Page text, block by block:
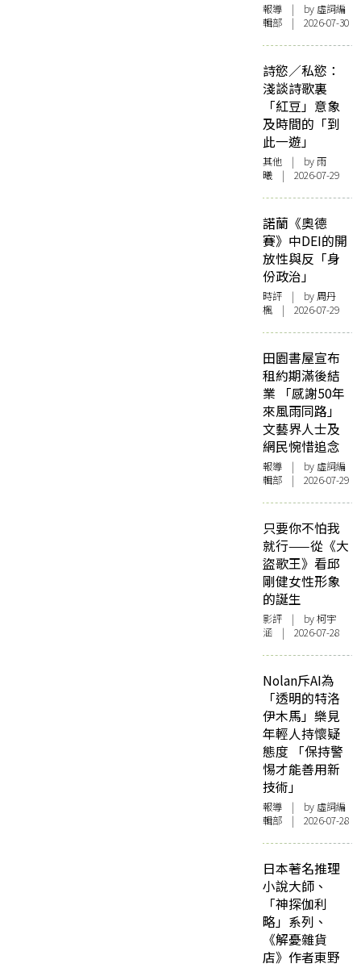
報導 | by 虛詞編
輯部 | 2026-07-30
詩慾／私慾：
淺談詩歌裏
「紅豆」意象
及時間的「到
此一遊」
其他 | by 雨
曦 | 2026-07-29
諾蘭《奧德
賽》中DEI的開
放性與反「身
份政治」
時評 | by周丹
楓 | 2026-07-29
田園書屋宣布
租約期滿後結
業 「感謝50年
來風雨同路」
文藝界人士及
網民惋惜追念
報導 | by 虛詞編
輯部 | 2026-07-29
只要你不怕我
就行——從《大
盜歌王》看邱
剛健女性形象
的誕生
影評 | by 柯宇
涵 | 2026-07-28
Nolan斥AI為
「透明的特洛
伊木馬」樂見
年輕人持懷疑
態度 「保持警
惕才能善用新
技術」
報導 | by 虛詞編
輯部 | 2026-07-28
日本著名推理
小說大師、
「神探伽利
略」系列、
《解憂雜貨
店》作者東野